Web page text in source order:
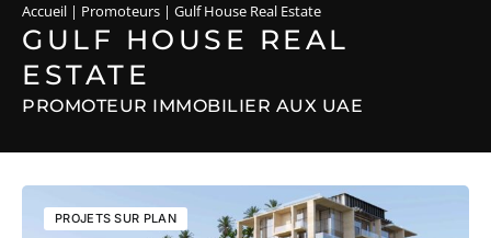
Accueil | Promoteurs | Gulf House Real Estate
GULF HOUSE REAL
ESTATE
PROMOTEUR IMMOBILIER AUX UAE
PROJETS SUR PLAN